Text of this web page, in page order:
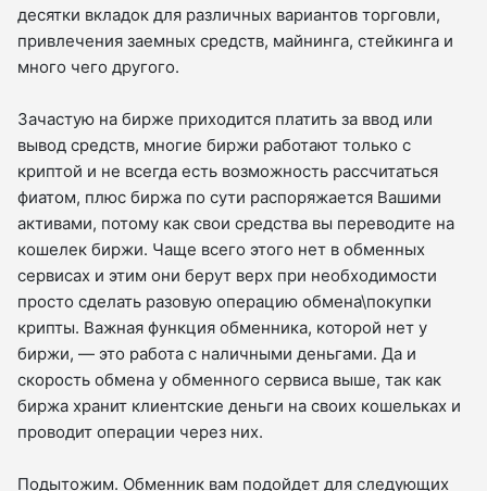
десятки вкладок для различных вариантов торговли,
привлечения заемных средств, майнинга, стейкинга и
много чего другого.
Зачастую на бирже приходится платить за ввод или
вывод средств, многие биржи работают только с
криптой и не всегда есть возможность рассчитаться
фиатом, плюс биржа по сути распоряжается Вашими
активами, потому как свои средства вы переводите на
кошелек биржи. Чаще всего этого нет в обменных
сервисах и этим они берут верх при необходимости
просто сделать разовую операцию обмена\покупки
крипты. Важная функция обменника, которой нет у
биржи, — это работа с наличными деньгами. Да и
скорость обмена у обменного сервиса выше, так как
биржа хранит клиентские деньги на своих кошельках и
проводит операции через них.
Подытожим. Обменник вам подойдет для следующих